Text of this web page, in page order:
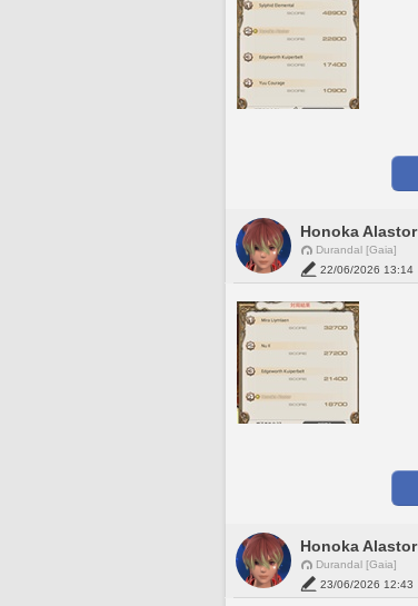
Honoka Alastor
Durandal [Gaia]
22/06/2026 13:14
Honoka Alastor
Durandal [Gaia]
23/06/2026 12:43